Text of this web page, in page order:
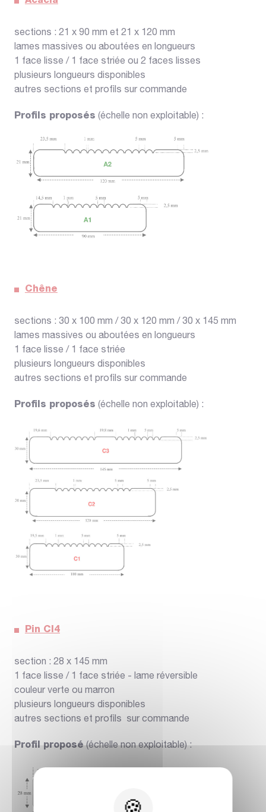
sections : 21 x 90 mm et 21 x 120 mm
lames massives ou aboutées en longueurs
1 face lisse / 1 face striée ou 2 faces lisses
plusieurs longueurs disponibles
autres sections et profils sur commande
Profils proposés (échelle non exploitable) :
Chêne
sections : 30 x 100 mm / 30 x 120 mm / 30 x 145 mm
lames massives ou aboutées en longueurs
1 face lisse / 1 face striée
plusieurs longueurs disponibles
autres sections et profils sur commande
Profils proposés (échelle non exploitable) :
Pin Cl4
section : 28 x 145 mm
1 face lisse / 1 face striée - lame réversible
couleur verte ou marron
plusieurs longueurs disponibles
autres sections et profils sur commande
Profil proposé(échelle non exploitable) :